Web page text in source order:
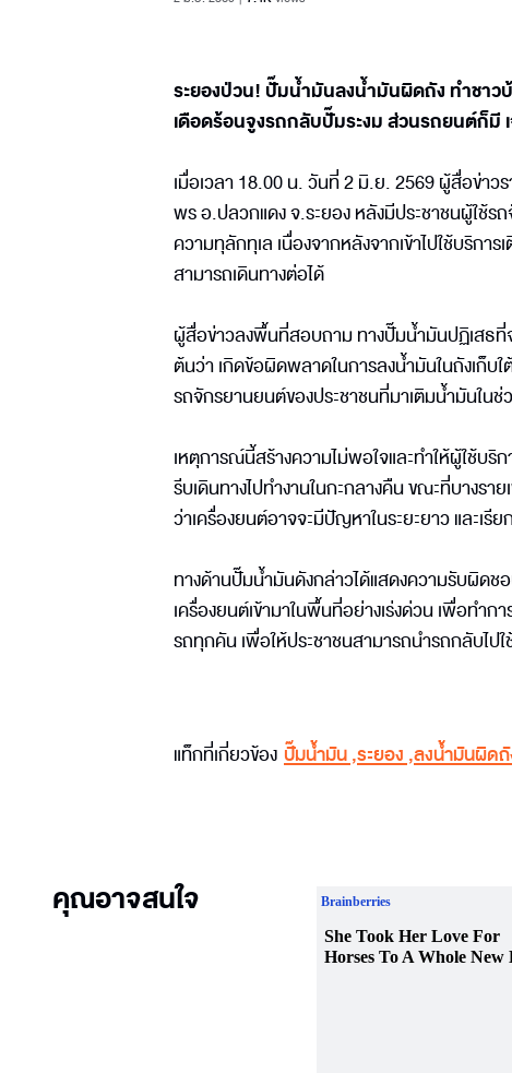
ระยองป่วน! ปั๊มน้ำมันลงน้ำมันผิดถัง ทำชาว
เดือดร้อนจูงรถกลับปั๊มระงม ส่วนรถยนต์ก็มี
เมื่อเวลา 18.00 น. วันที่ 2 มิ.ย. 2569 ผู้สื่อข่า
พร อ.ปลวกแดง จ.ระยอง หลังมีประชาชนผู้ใช้
ความทุลักทุเล เนื่องจากหลังจากเข้าไปใช้บริกา
สามารถเดินทางต่อได้
ผู้สื่อข่าวลงพื้นที่สอบถาม ทางปั๊มน้ำมันปฏิเสธที่จ
ต้นว่า เกิดข้อผิดพลาดในการลงน้ำมันในถังเก็บ
รถจักรยานยนต์ของประชาชนที่มาเติมน้ำมันใน
เหตุการณ์นี้สร้างความไม่พอใจและทำให้ผู้ใช้บริ
รีบเดินทางไปทำงานในกะกลางคืน ขณะที่บางร
ว่าเครื่องยนต์อาจจะมีปัญหาในระยะยาว และเ
ทางด้านปั๊มน้ำมันดังกล่าวได้แสดงความรับผิดช
เครื่องยนต์เข้ามาในพื้นที่อย่างเร่งด่วน เพื่อทำ
รถทุกคัน เพื่อให้ประชาชนสามารถนำรถกลับไป
แท็กที่เกี่ยวข้อง ปั๊มน้ำมัน,ระยอง ,ลงน้ำมันผิด
คุณอาจสนใจ